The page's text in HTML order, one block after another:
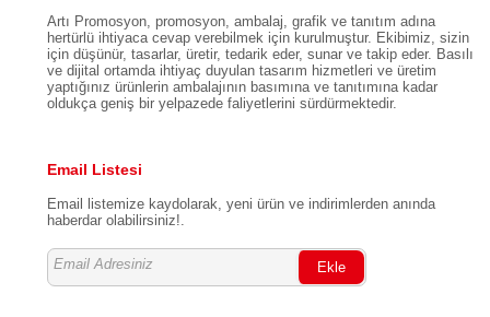
Artı Promosyon, promosyon, ambalaj, grafik ve tanıtım adına
hertürlü ihtiyaca cevap verebilmek için kurulmuştur. Ekibimiz, sizin
için düşünür, tasarlar, üretir, tedarik eder, sunar ve takip eder. Basılı
ve dijital ortamda ihtiyaç duyulan tasarım hizmetleri ve üretim
yaptığınız ürünlerin ambalajının basımına ve tanıtımına kadar
oldukça geniş bir yelpazede faliyetlerini sürdürmektedir.
Email Listesi
Email listemize kaydolarak, yeni ürün ve indirimlerden anında
haberdar olabilirsiniz!.
Ekle